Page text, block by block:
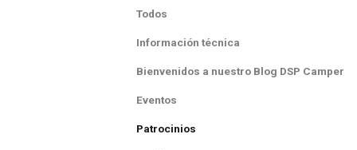
Todos
Información técnica
Bienvenidos a nuestro Blog DSP Camper
Eventos
Patrocinios